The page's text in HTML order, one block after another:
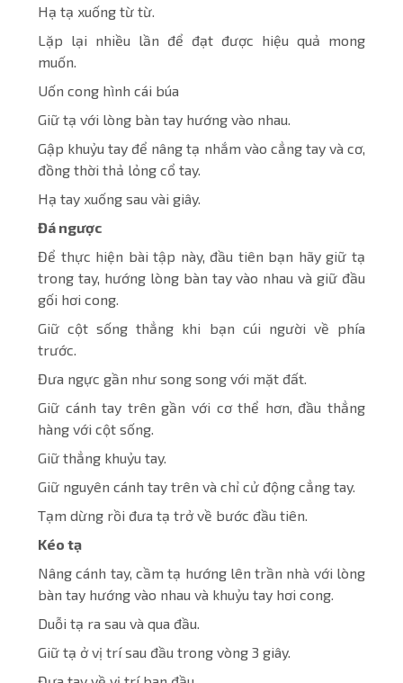
Hạ tạ xuống từ từ.
Lặp lại nhiều lần để đạt được hiệu quả mong
muốn.
Uốn cong hình cái búa
Giữ tạ với lòng bàn tay hướng vào nhau.
Gập khuỷu tay để nâng tạ nhắm vào cẳng tay và cơ,
đồng thời thả lỏng cổ tay.
Hạ tay xuống sau vài giây.
Đá ngược
Để thực hiện bài tập này, đầu tiên bạn hãy giữ tạ
trong tay, hướng lòng bàn tay vào nhau và giữ đầu
gối hơi cong.
Giữ cột sống thẳng khi bạn cúi người về phía
trước.
Đưa ngực gần như song song với mặt đất.
Giữ cánh tay trên gần với cơ thể hơn, đầu thẳng
hàng với cột sống.
Giữ thẳng khuỷu tay.
Giữ nguyên cánh tay trên và chỉ cử động cẳng tay.
Tạm dừng rồi đưa tạ trở về bước đầu tiên.
Kéo tạ
Nâng cánh tay, cầm tạ hướng lên trần nhà với lòng
bàn tay hướng vào nhau và khuỷu tay hơi cong.
Duỗi tạ ra sau và qua đầu.
Giữ tạ ở vị trí sau đầu trong vòng 3 giây.